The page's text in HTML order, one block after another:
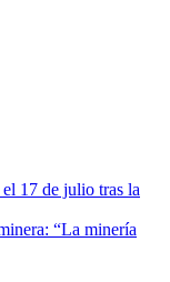
17 de julio tras la
“La minería